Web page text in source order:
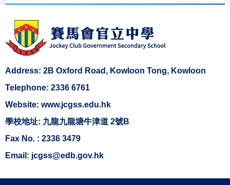
Address: 2B Oxford Road, Kowloon Tong, Kowloon
Telephone: 2336 6761
Website: www.jcgss.edu.hk
學校地址: 九龍九龍塘牛津道 2號B
Fax No. : 2336 3479
Email: jcgss@edb.gov.hk